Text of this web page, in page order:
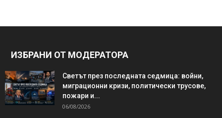
ИЗБРАНИ ОТ МОДЕРАТОРА
Светът през последната седмица: войни,
миграционни кризи, политически трусове,
пожари и...
06/08/2026